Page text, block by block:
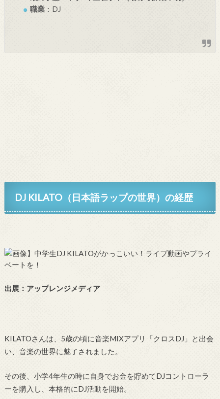
職業 ：DJ
DJ KILATO（日本語ラップの世界）の経歴
出展：アップレンジメディア
KILATOさんは、5歳の頃に音楽MIXアプリ「クロスDJ」と出会
い、音楽の世界に魅了されました。
その後、小学4年生の時に自身でお金を貯めてDJコントローラ
ーを購入し、本格的にDJ活動を開始。